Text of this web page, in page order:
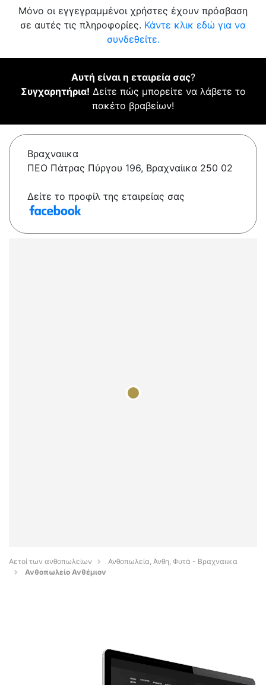
Μόνο οι εγγεγραμμένοι χρήστες έχουν πρόσβαση
σε αυτές τις πληροφορίες. Κάντε κλικ εδώ για να
συνδεθείτε.
Αυτή είναι η εταιρεία σας?
Συγχαρητήρια! Δείτε πώς μπορείτε να λάβετε το
πακέτο βραβείων!
Βραχναιικα
ΠΕΟ Πάτρας Πύργου 196, Βραχναίικα 250 02
Δείτε το προφίλ της εταιρείας σας
Αετοί των ανθοπωλείων
Ανθοπωλεία, Άνθη, Φυτά - Βραχναιικα
Ανθοπωλείο Ανθέμιον